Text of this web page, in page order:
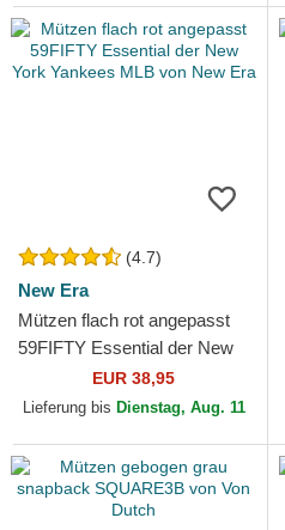
(4.7)
New Era
Mützen flach rot angepasst
59FIFTY Essential der New
York Yankees MLB von New
Era
EUR 38,95
Lieferung bis Dienstag, Aug. 11